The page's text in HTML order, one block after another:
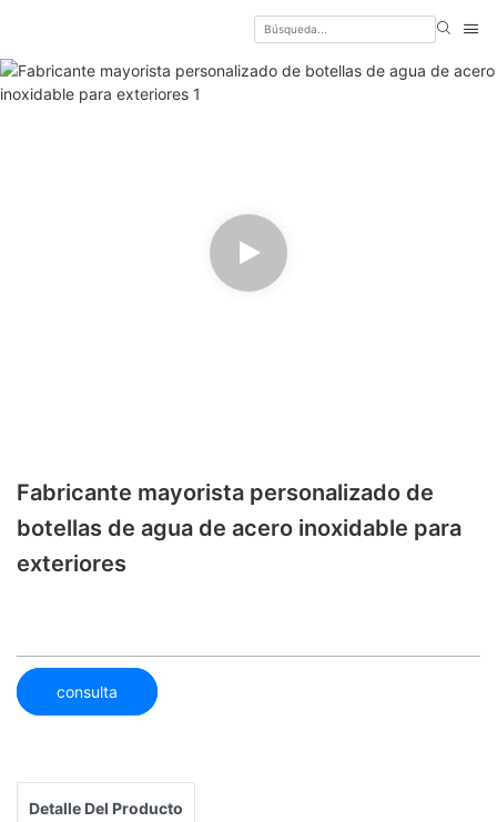
Fabricante mayorista personalizado de
botellas de agua de acero inoxidable para
exteriores
consulta
Detalle Del Producto